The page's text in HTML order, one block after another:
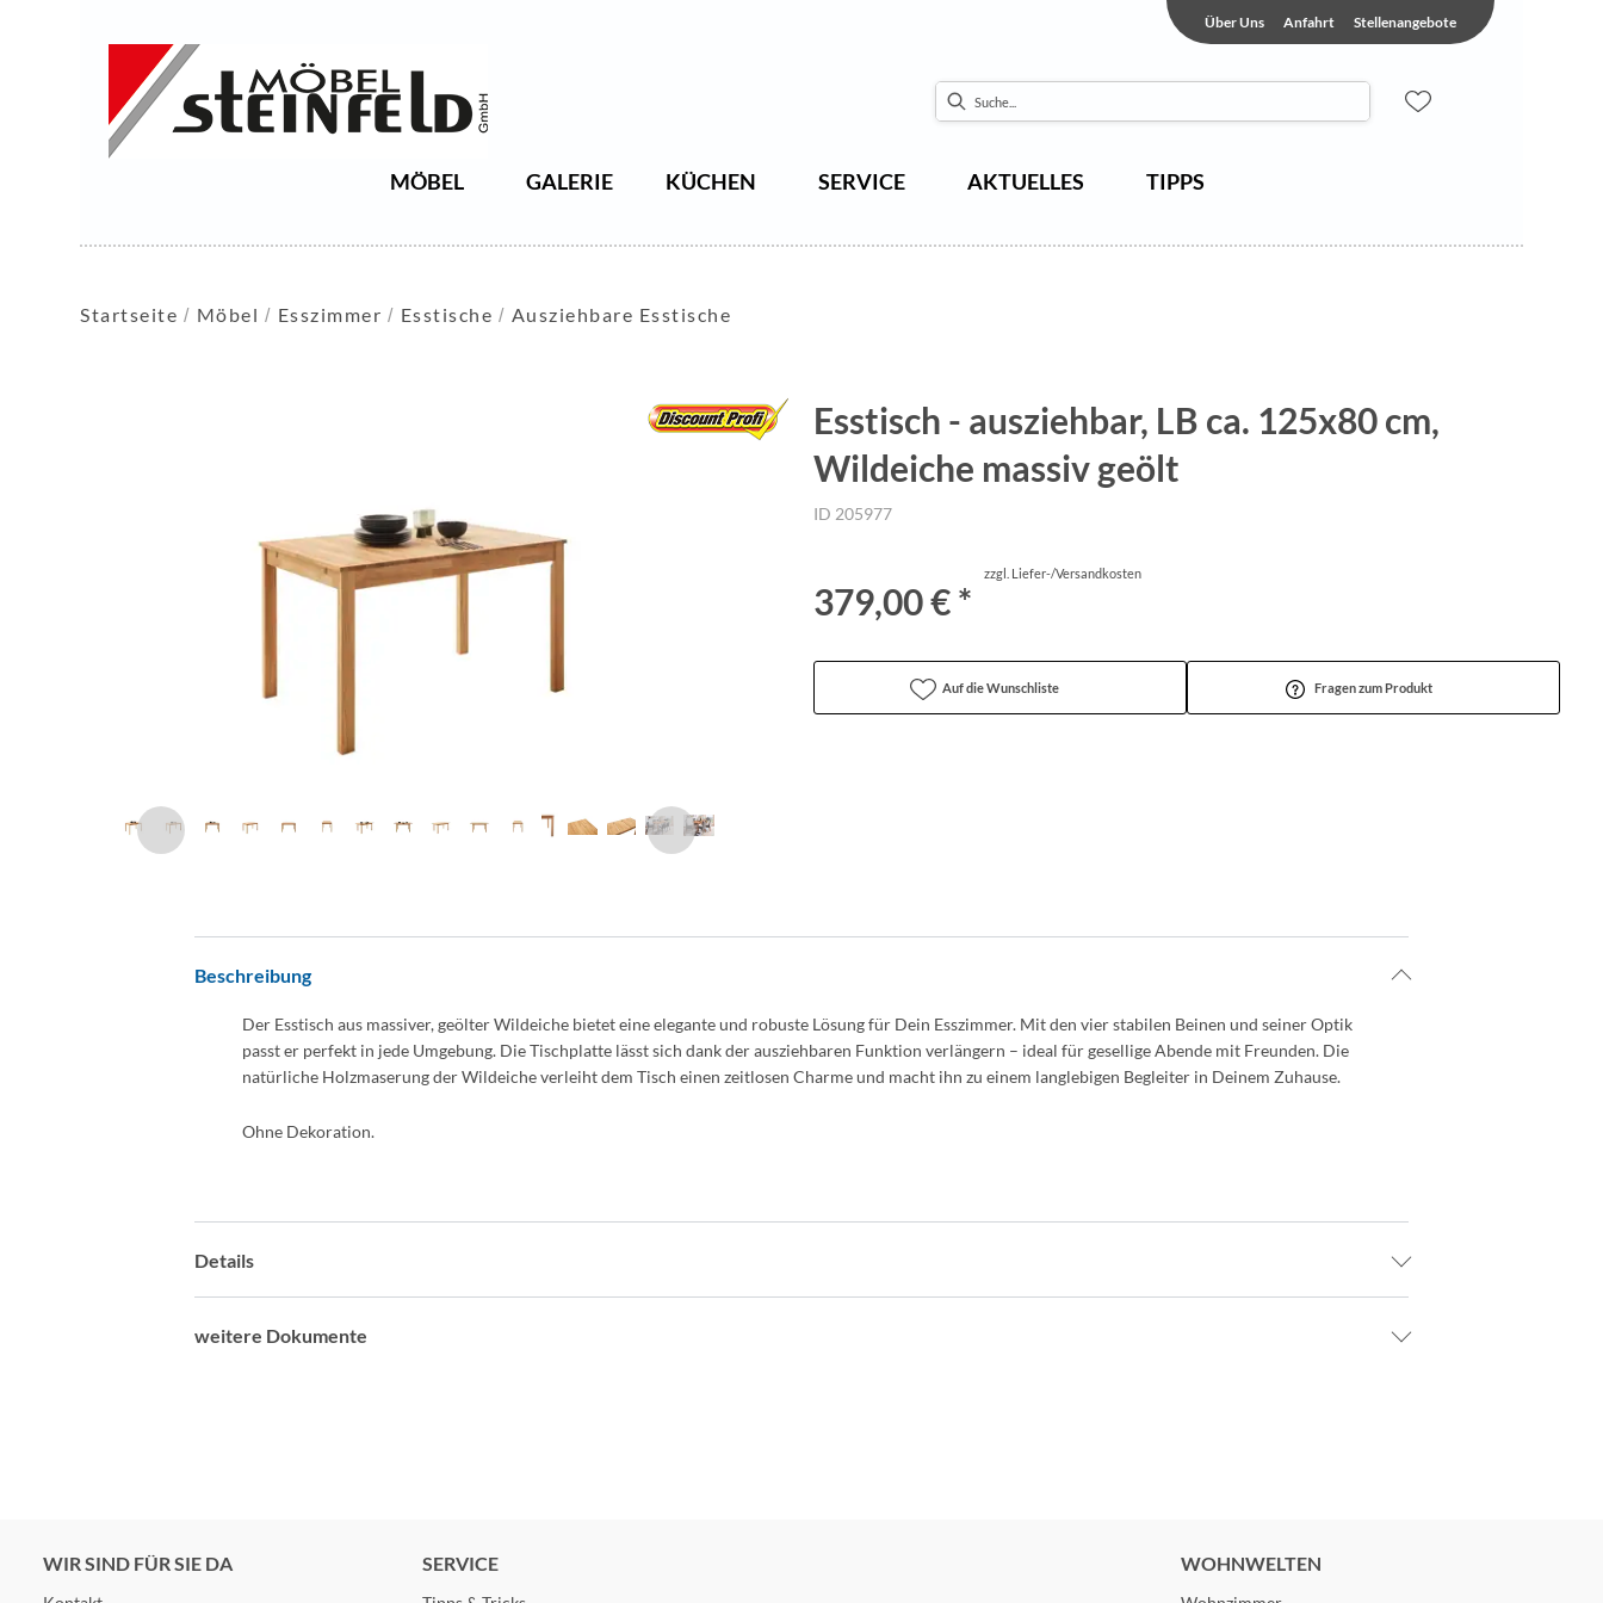
Über Uns Anfahrt Stellenangebote
MÖBEL GALERIE KÜCHEN SERVICE AKTUELLES TIPPS
Startseite Möbel Esszimmer Esstische Ausziehbare Esstische
Esstisch - ausziehbar, LB ca. 125x80 cm,
Wildeiche massiv geölt
ID 205977
379,00 € *
zzgl. Liefer-/Versandkosten
Auf die Wunschliste Fragen zum Produkt
Beschreibung
Der Esstisch aus massiver, geölter Wildeiche bietet eine elegante und robuste Lösung für Dein Esszimmer. Mit den vier stabilen Beinen und seiner Optik
passt er perfekt in jede Umgebung. Die Tischplatte lässt sich dank der ausziehbaren Funktion verlängern – ideal für gesellige Abende mit Freunden. Die
natürliche Holzmaserung der Wildeiche verleiht dem Tisch einen zeitlosen Charme und macht ihn zu einem langlebigen Begleiter in Deinem Zuhause.
Ohne Dekoration.
Details
weitere Dokumente
WIR SIND FÜR SIE DA SERVICE WOHNWELTEN